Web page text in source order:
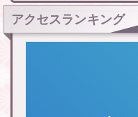
アクセスランキング